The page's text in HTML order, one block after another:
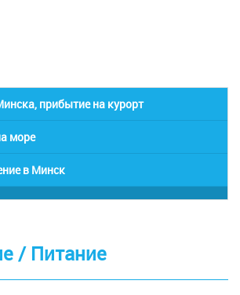
прибытие на курорт
в 17:40. Прибытие в Сочи в
море
11 ночей (в зависимости от
в Минск
в 03:10
/ Питание